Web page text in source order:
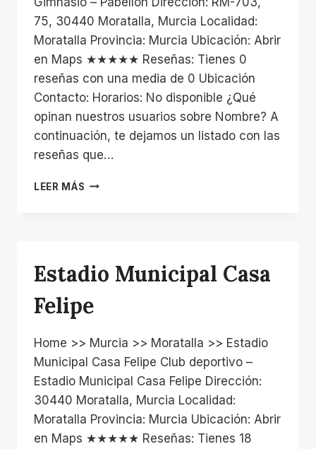
75, 30440 Moratalla, Murcia Localidad:
Moratalla Provincia: Murcia Ubicación: Abrir
en Maps ★★★★★ Reseñas: Tienes 0
reseñas con una media de 0 Ubicación
Contacto: Horarios: No disponible ¿Qué
opinan nuestros usuarios sobre Nombre? A
continuación, te dejamos un listado con las
reseñas que…
LEER MÁS PABELLON
Estadio Municipal Casa
Felipe
Home >> Murcia >> Moratalla >> Estadio
Municipal Casa Felipe Club deportivo –
Estadio Municipal Casa Felipe Dirección:
30440 Moratalla, Murcia Localidad:
Moratalla Provincia: Murcia Ubicación: Abrir
en Maps ★★★★★ Reseñas: Tienes 18